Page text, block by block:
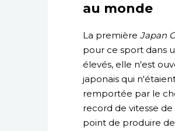
au monde
La première Japan
pour ce sport dans
élevés, elle n'est
japonais qui
remportée par le
record de vitesse de
point de produire